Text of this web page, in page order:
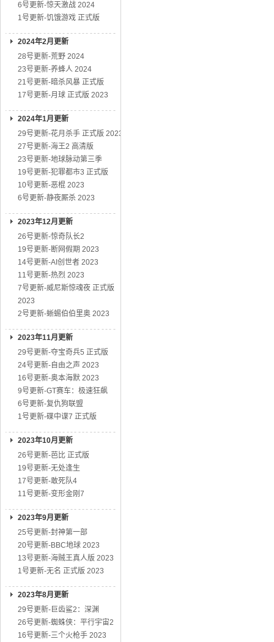
6号更新-惊天激战 2024
1号更新-饥饿游戏 正式版
2024年2月更新
28号更新-荒野 2024
23号更新-养蜂人 2024
21号更新-暗杀风暴 正式版
17号更新-月球 正式版 2023
2024年1月更新
29号更新-花月杀手 正式版 2023
27号更新-海王2 高清版
23号更新-地球脉动第三季
19号更新-犯罪都市3 正式版
10号更新-恶棍 2023
6号更新-静夜厮杀 2023
2023年12月更新
26号更新-惊奇队长2
19号更新-断网假期 2023
14号更新-AI创世者 2023
11号更新-热烈 2023
7号更新-威尼斯惊魂夜 正式版
2023
2号更新-蜥蜴伯伯里奥 2023
2023年11月更新
29号更新-夺宝奇兵5 正式版
24号更新-自由之声 2023
16号更新-奥本海默 2023
9号更新-GT赛车：极速狂飙
6号更新-复仇狗联盟
1号更新-碟中谍7 正式版
2023年10月更新
26号更新-芭比 正式版
19号更新-无处逢生
17号更新-敢死队4
11号更新-变形金刚7
2023年9月更新
25号更新-封神第一部
20号更新-BBC地球 2023
13号更新-海贼王真人版 2023
1号更新-无名 正式版 2023
2023年8月更新
29号更新-巨齿鲨2：深渊
26号更新-蜘蛛侠：平行宇宙2
16号更新-三个火枪手 2023